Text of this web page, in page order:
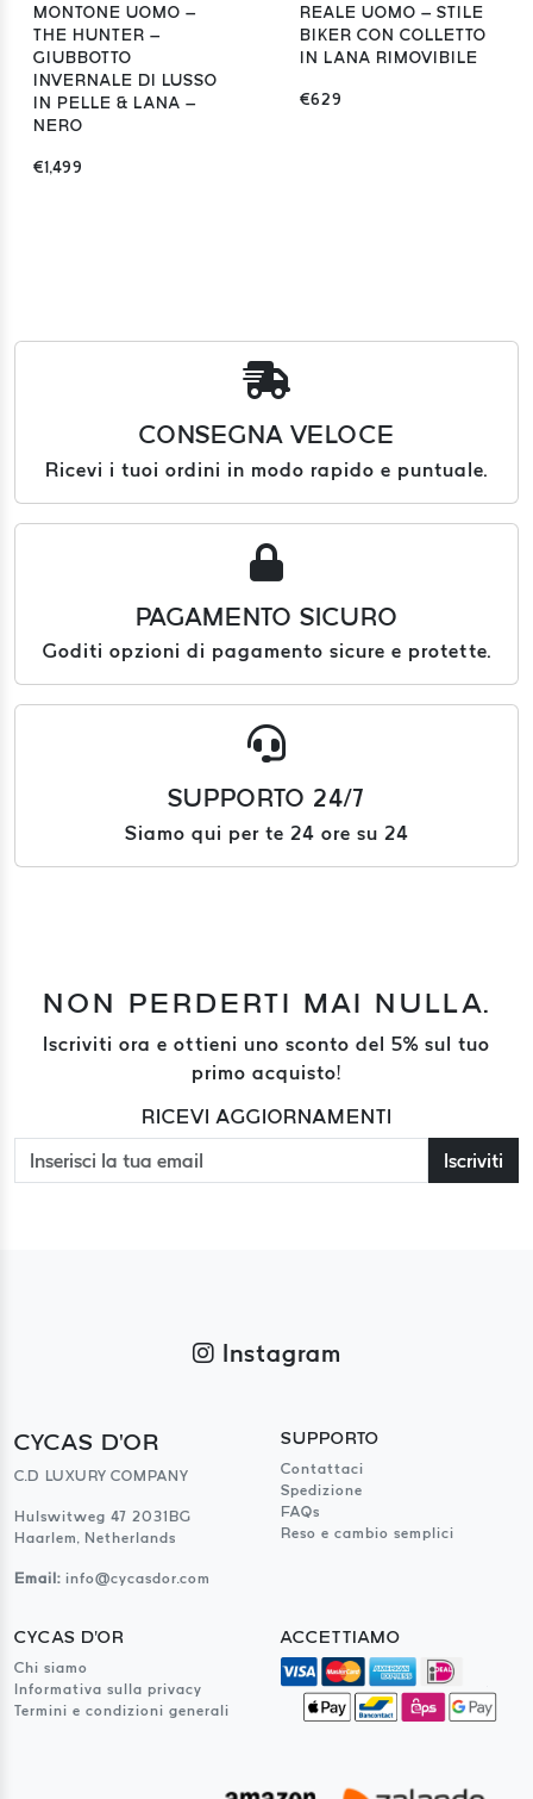
MONTONE UOMO –
THE HUNTER –
GIUBBOTTO
INVERNALE DI LUSSO
IN PELLE & LANA –
NERO
€1,499
REALE UOMO – STILE
BIKER CON COLLETTO
IN LANA RIMOVIBILE
€629
CONSEGNA VELOCE
Ricevi i tuoi ordini in modo rapido e puntuale.
PAGAMENTO SICURO
Goditi opzioni di pagamento sicure e protette.
SUPPORTO 24/7
Siamo qui per te 24 ore su 24
NON PERDERTI MAI NULLA.
Iscriviti ora e ottieni uno sconto del 5% sul tuo
primo acquisto!
RICEVI AGGIORNAMENTI
Iscriviti
Instagram
CYCAS D'OR
C.D LUXURY COMPANY
Hulswitweg 47 2031BG
Haarlem, Netherlands
Email: info@cycasdor.com
SUPPORTO
Contattaci
Spedizione
FAQs
Reso e cambio semplici
CYCAS D'OR
Chi siamo
Informativa sulla privacy
Termini e condizioni generali
ACCETTIAMO